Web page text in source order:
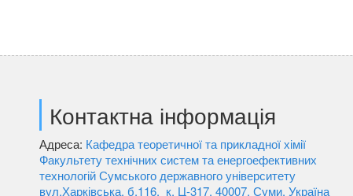
Контактна інформація
Адреса: Кафедра теоретичної та прикладної хімії
Факультету технічних систем та енергоефективних
технологій Сумського державного університету
вул.Харківська, б.116, к. Ц-317, 40007, Суми, Україна